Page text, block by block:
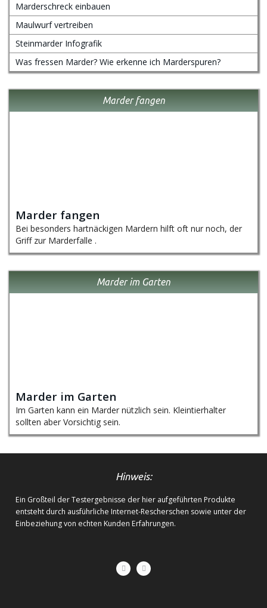
Marderschreck einbauen
Maulwurf vertreiben
Steinmarder Infografik
Was fressen Marder? Wie erkenne ich Marderspuren?
Marder fangen
Marder fangen
Bei besonders hartnäckigen Mardern hilft oft nur noch, der
Griff zur Marderfalle .
Marder im Garten
Marder im Garten
Im Garten kann ein Marder nützlich sein. Kleintierhalter
sollten aber Vorsichtig sein.
Hinweis:
Ein Großteil der Testergebnisse der hier aufgeführten Produkte
entsteht durch ausführliche Internet-Rescherschen sowie unter der
Einbeziehung von echten Kunden Erfahrungen.